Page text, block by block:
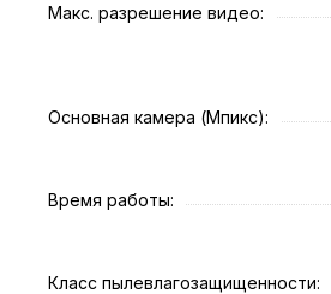
Макс. разрешение видео:
Основная камера (Мпикс):
Время работы:
Класс пылевлагозащищенности: